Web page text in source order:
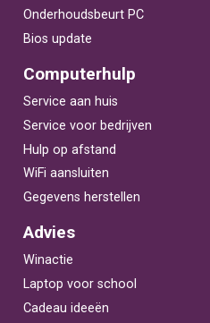
Onderhoudsbeurt PC
Bios update
Computerhulp
Service aan huis
Service voor bedrijven
Hulp op afstand
WiFi aansluiten
Gegevens herstellen
Advies
Winactie
Laptop voor school
Cadeau ideeën